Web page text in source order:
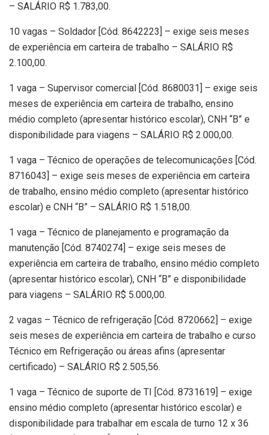
– SALÁRIO R$ 1.783,00.
10 vagas – Soldador [Cód. 8642223] – exige seis meses
de experiência em carteira de trabalho – SALÁRIO R$
2.100,00.
1 vaga – Supervisor comercial [Cód. 8680031] – exige seis
meses de experiência em carteira de trabalho, ensino
médio completo (apresentar histórico escolar), CNH “B” e
disponibilidade para viagens – SALÁRIO R$ 2.000,00.
1 vaga – Técnico de operações de telecomunicações [Cód.
8716043] – exige seis meses de experiência em carteira
de trabalho, ensino médio completo (apresentar histórico
escolar) e CNH “B” – SALÁRIO R$ 1.518,00.
1 vaga – Técnico de planejamento e programação da
manutenção [Cód. 8740274] – exige seis meses de
experiência em carteira de trabalho, ensino médio completo
(apresentar histórico escolar), CNH “B” e disponibilidade
para viagens – SALÁRIO R$ 5.000,00.
2 vagas – Técnico de refrigeração [Cód. 8720662] – exige
seis meses de experiência em carteira de trabalho e curso
Técnico em Refrigeração ou áreas afins (apresentar
certificado) – SALÁRIO R$ 2.505,56.
1 vaga – Técnico de suporte de TI [Cód. 8731619] – exige
ensino médio completo (apresentar histórico escolar) e
disponibilidade para trabalhar em escala de turno 12 x 36